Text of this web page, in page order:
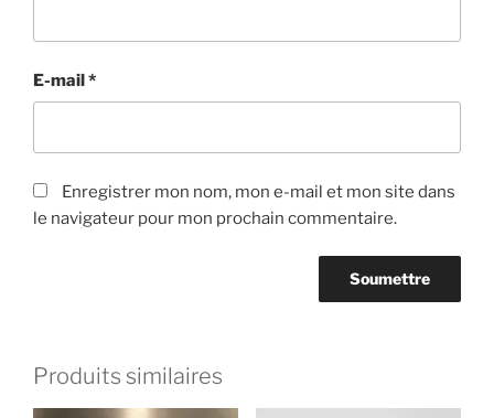
E-mail*
Enregistrer mon nom, mon e-mail et mon site dans
le navigateur pour mon prochain commentaire.
Produits similaires